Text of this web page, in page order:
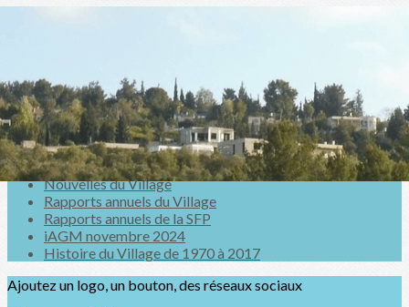
Menu
<
>
Nouvelles du Village
Rapports annuels du Village
Rapports annuels de la SFP
iAGM novembre 2024
Histoire du Village de 1970 à 2017
Ajoutez un logo, un bouton, des réseaux sociaux